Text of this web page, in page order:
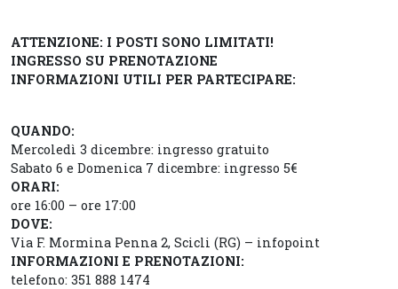
ATTENZIONE: I POSTI SONO LIMITATI!
INGRESSO SU PRENOTAZIONE
INFORMAZIONI UTILI PER PARTECIPARE:
QUANDO:
Mercoledì 3 dicembre: ingresso gratuito
Sabato 6 e Domenica 7 dicembre: ingresso 5€
ORARI:
ore 16:00 – ore 17:00
DOVE:
Via F. Mormina Penna 2, Scicli (RG) – infopoint
INFORMAZIONI E PRENOTAZIONI:
telefono: 351 888 1474